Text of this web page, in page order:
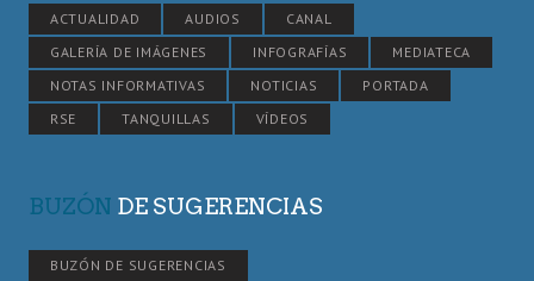
ACTUALIDAD AUDIOS
CANAL
GALERÍA DE IMÁGENES
INFOGRAFÍAS
MEDIATECA
NOTAS INFORMATIVAS
NOTICIAS
PORTADA
RSE
TANQUILLAS VÍDEOS
BUZÓN DE SUGERENCIAS
BUZÓN DE SUGERENCIAS